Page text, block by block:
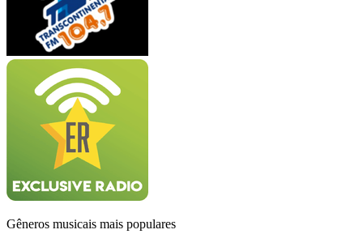
Gêneros musicais mais populares